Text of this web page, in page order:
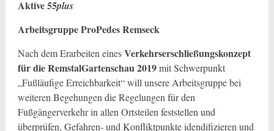
Aktive 55plus
Arbeitsgruppe ProPedes Remseck
Nach dem Erarbeiten einesVerkehrserschließungskonzept
für die RemstalGartenschau 2019mit Schwerpunkt
„Fußläufige Erreichbarkeit“ will unsere Arbeitsgruppe bei
weiteren Begehungen die Regelungen für den
Fußgängerverkehr in allen Ortsteilen feststellen und
überprüfen, Gefahren- und Konfliktpunkte idendifizieren und